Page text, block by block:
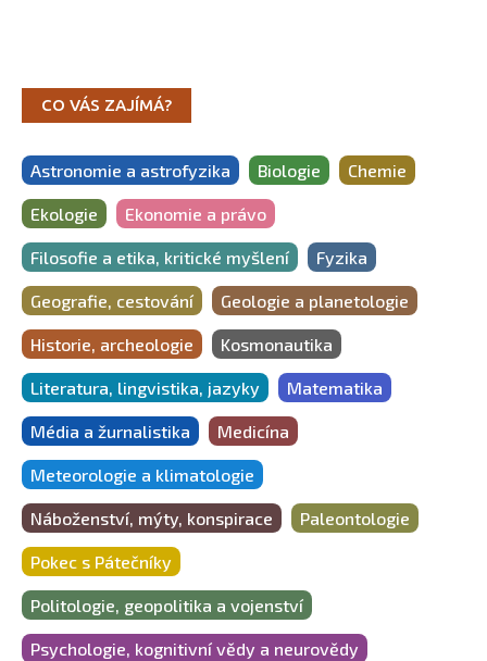
CO VÁS ZAJÍMÁ?
Astronomie a astrofyzika Biologie Chemie
Ekologie Ekonomie a právo
Filosofie a etika, kritické myšlení Fyzika
Geografie, cestování Geologie a planetologie
Historie, archeologie Kosmonautika
Literatura, lingvistika, jazyky Matematika
Média a žurnalistika Medicína
Meteorologie a klimatologie
Náboženství, mýty, konspirace Paleontologie
Pokec s Pátečníky
Politologie, geopolitika a vojenství
Psychologie, kognitivní vědy a neurovědy